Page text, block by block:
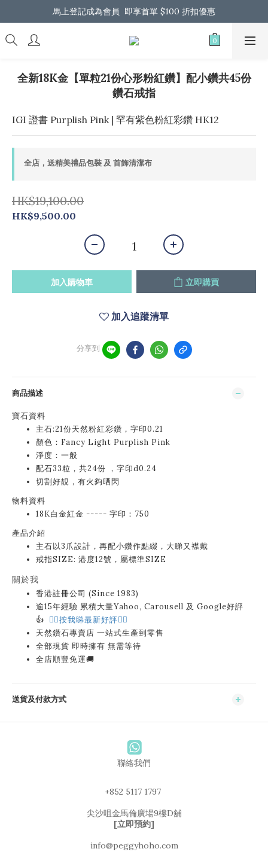
馬上登記成為會員  即享首單 $100 折扣優惠
馬上登記成為會員  即享首單 $100 折扣優惠
全港免運 歡迎 Whatsapp 我們了解更多
全新18K金【單粒21份心形粉紅鑽】配小鑽共45份
鑽石戒指
IGI 證書 Purplish Pink | 罕有紫色粉紅彩鑽 HK12
全店，送精美禮品包裝 及 首飾清潔布
HK$19,100.00
HK$9,500.00
加入購物車 立即購買
加入追蹤清單
分享到
商品描述
寶石資料
主石:21份天然粉紅彩鑽，字印0.21
顏色：Fancy Light Purplish Pink
淨度：一般
配石33粒，共24份 ，字印d0.24
切割好靚，有火夠晒閃
物料資料
18K白金紅金 ----- 字印：750
產品介紹
主石以3爪設計，再配小鑽作點綴，大睇又襟戴
戒指SIZE: 港度12號，屬標準SIZE
關於我
香港註冊公司 (Since 1983)
逾15年經驗 累積大量Yahoo, Carousell 及 Google好評
👍 👉🏻按我睇最新好評👈🏻
天然鑽石專賣店 一站式生產到零售
全部現貨 即時擁有 無需等待
全店順豐免運🚚
送貨及付款方式
聯絡我們
+852 5117 1797
尖沙咀金馬倫廣場9樓D舖
[立即預約]
info@peggyhoho.com